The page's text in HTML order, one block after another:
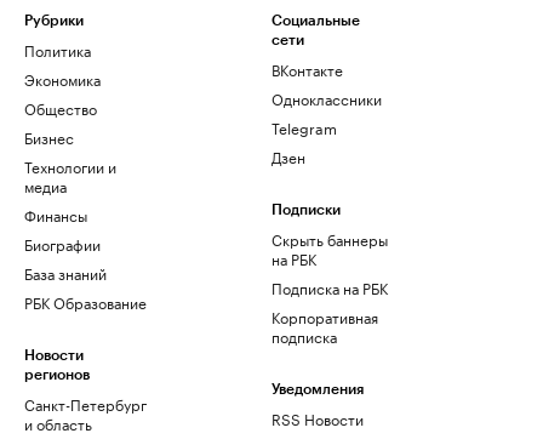
Рубрики
Политика
Экономика
Общество
Бизнес
Технологии и
медиа
Финансы
Биографии
База знаний
РБК Образование
Новости
регионов
Санкт-Петербург
и область
Социальные
сети
ВКонтакте
Одноклассники
Telegram
Дзен
Подписки
Скрыть баннеры
на РБК
Подписка на РБК
Корпоративная
подписка
Уведомления
RSS Новости